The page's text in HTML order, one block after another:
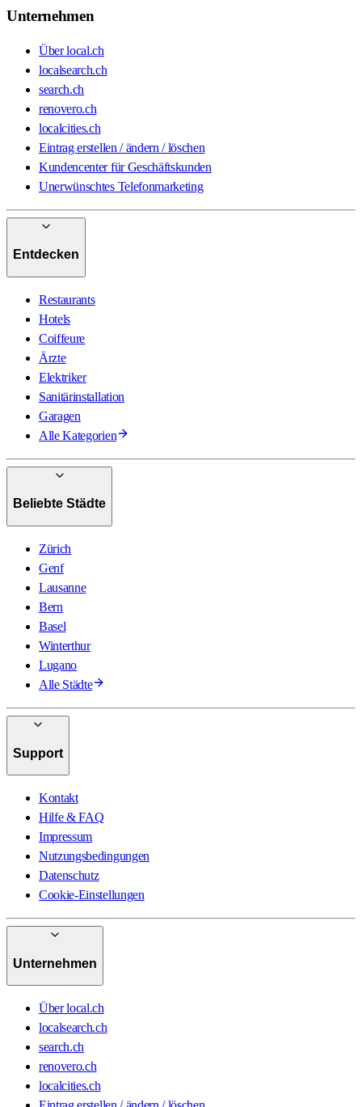
Unternehmen
Über local.ch
localsearch.ch
search.ch
renovero.ch
localcities.ch
Eintrag erstellen / ändern / löschen
Kundencenter für Geschäftskunden
Unerwünschtes Telefonmarketing
Entdecken
Restaurants
Hotels
Coiffeure
Ärzte
Elektriker
Sanitärinstallation
Garagen
Alle Kategorien
Beliebte Städte
Zürich
Genf
Lausanne
Bern
Basel
Winterthur
Lugano
Alle Städte
Support
Kontakt
Hilfe & FAQ
Impressum
Nutzungsbedingungen
Datenschutz
Cookie-Einstellungen
Unternehmen
Über local.ch
localsearch.ch
search.ch
renovero.ch
localcities.ch